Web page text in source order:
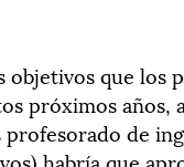
objetivos que los
próximos años,
de
habría que